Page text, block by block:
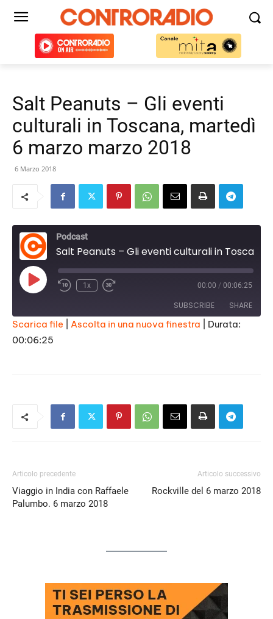
Salt Peanuts – Gli eventi
culturali in Toscana, martedì
6 marzo marzo 2018
6 Marzo 2018
Podcast
Play
Episode
1x 00:00 / 00:06:25
SUBSCRIBE SHARE
SHARE
Scarica file Ascolta in una nuova finestra
Durata:
00:06:25
Articolo precedente
Viaggio in India con Raffaele
Palumbo. 6 marzo 2018
Articolo successivo
Rockville del 6 marzo 2018